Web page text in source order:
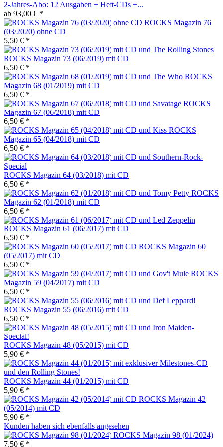
2-Jahres-Abo: 12 Ausgaben + Heft-CDs +...
ab 93,00 € *
ROCKS Magazin 76
(03/2020) ohne CD
5,50 € *
ROCKS Magazin 73 (06/2019) mit CD
6,50 € *
ROCKS
Magazin 68 (01/2019) mit CD
6,50 € *
ROCKS
Magazin 67 (06/2018) mit CD
6,50 € *
ROCKS
Magazin 65 (04/2018) mit CD
6,50 € *
ROCKS Magazin 64 (03/2018) mit CD
6,50 € *
ROCKS
Magazin 62 (01/2018) mit CD
6,50 € *
ROCKS Magazin 61 (06/2017) mit CD
6,50 € *
ROCKS Magazin 60
(05/2017) mit CD
6,50 € *
ROCKS
Magazin 59 (04/2017) mit CD
6,50 € *
ROCKS Magazin 55 (06/2016) mit CD
6,50 € *
ROCKS Magazin 48 (05/2015) mit CD
5,90 € *
ROCKS Magazin 44 (01/2015) mit CD
5,90 € *
ROCKS Magazin 42
(05/2014) mit CD
5,90 € *
Kunden haben sich ebenfalls angesehen
ROCKS Magazin 98 (01/2024)
7,50 € *